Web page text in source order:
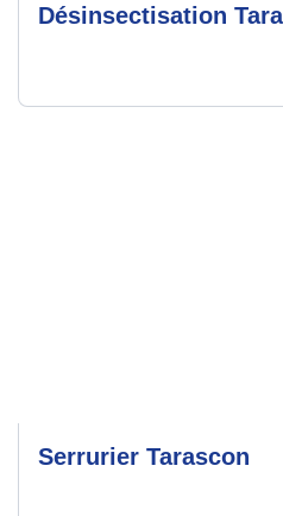
Désinsectisation
Serrurier Tarascon